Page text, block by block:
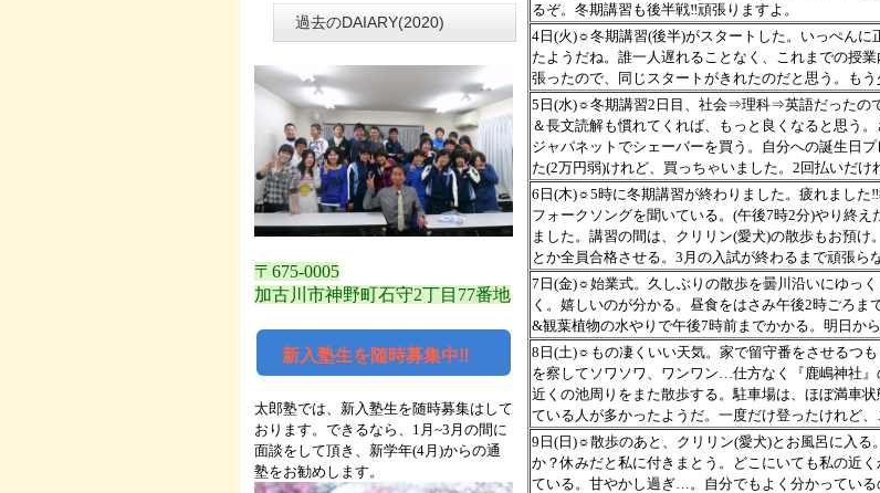
過去のDAIARY(2020)
〒675-0005
加古川市神野町石守2丁目77番地
新入塾生を随時募集中‼
太郎塾では、新入塾生を随時募集はして
おります。できるなら、1月~3月の間に
面談をして頂き、新学年(4月)からの通
塾をお勧めします。
るぞ。冬期講習も後半戦‼頑張りますよ。
4日(火)☼冬期講習(後半)がスタートした。いっぺん
たようだね。誰一人遅れることなく、これまでの授
張ったので、同じスタートがきれたのだと思う。もう
5日(水)☼冬期講習2日目、社会⇒理科⇒英語だったの
＆長文読解も慣れてくれば、もっと良くなると思う
ジャパネットでシェーバーを買う。自分への誕生日
た(2万円弱)けれど、買っちゃいました。2回払いだけ
6日(木)☼5時に冬期講習が終わりました。疲れました
フォークソングを聞いている。(午後7時2分)やり終
ました。講習の間は、クリリン(愛犬)の散歩もお預
とか全員合格させる。3月の入試が終わるまで頑張
7日(金)☼始業式。久しぶりの散歩を曇川沿いにゆっ
く。嬉しいのが分かる。昼食をはさみ午後2時ごろ
&観葉植物の水やりで午後7時前までかかる。明日か
8日(土)☼もの凄くいい天気。家で留守番をさせるつ
を察してソワソワ、ワンワン…仕方なく『鹿嶋神社
近くの池周りをまた散歩する。駐車場は、ほぼ満車
ている人が多かったようだ。一度だけ登ったけれど
9日(日)☼散歩のあと、クリリン(愛犬)とお風呂に入
か？休みだと私に付きまとう。どこにいても私の近
ている。甘やかし過ぎ…。自分でもよく分かってい